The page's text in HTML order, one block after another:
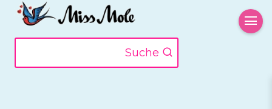
Zum
Inhalt
springen
Suche